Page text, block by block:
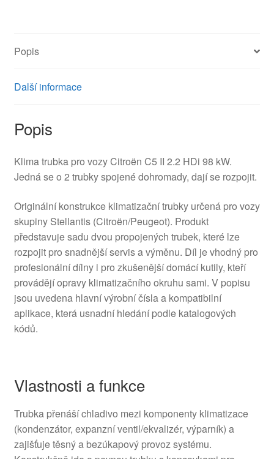
Popis
Další informace
Popis
Klima trubka pro vozy Citroën C5 II 2.2 HDi 98 kW.
Jedná se o 2 trubky spojené dohromady, dají se rozpojit.
Originální konstrukce klimatizační trubky určená pro vozy
skupiny Stellantis (Citroën/Peugeot). Produkt
představuje sadu dvou propojených trubek, které lze
rozpojit pro snadnější servis a výměnu. Díl je vhodný pro
profesionální dílny i pro zkušenější domácí kutily, kteří
provádějí opravy klimatizačního okruhu sami. V popisu
jsou uvedena hlavní výrobní čísla a kompatibilní
aplikace, která usnadní hledání podle katalogových
kódů.
Vlastnosti a funkce
Trubka přenáší chladivo mezi komponenty klimatizace
(kondenzátor, expanzní ventil/ekvalizér, výparník) a
zajišťuje těsný a bezúkapový provoz systému.